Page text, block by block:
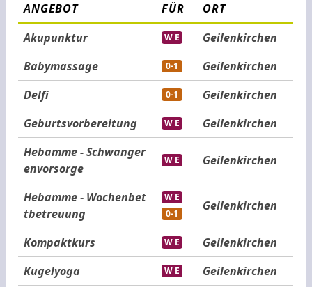
ANGEBOT FÜR
ORT
Akupunktur
W E
Geilenkirchen
Babymassage
0-1
Geilenkirchen
Delfi
0-1
Geilenkirchen
Geburtsvorbereitung
W E
Geilenkirchen
Hebamme - Schwanger
envorsorge
W E Geilenkirchen
Hebamme - Wochenbet
tbetreuung
W E
0-1
Geilenkirchen
Kompaktkurs W E
Geilenkirchen
Kugelyoga
W E
Geilenkirchen